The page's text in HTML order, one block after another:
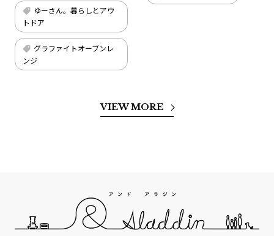
ゆーさん。暮らしとアウ
トドア
グラファイトオーブンレ
ンジ
VIEW MORE